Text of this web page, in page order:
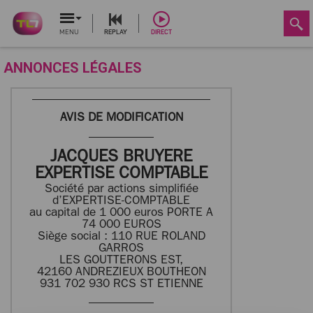
MENU REPLAY DIRECT
ANNONCES LÉGALES
AVIS DE MODIFICATION
JACQUES BRUYERE
EXPERTISE COMPTABLE
Société par actions simplifiée
d’EXPERTISE-COMPTABLE
au capital de 1 000 euros PORTE A
74 000 EUROS
Siège social : 110 RUE ROLAND
GARROS
LES GOUTTERONS EST,
42160 ANDREZIEUX BOUTHEON
931 702 930 RCS ST ETIENNE